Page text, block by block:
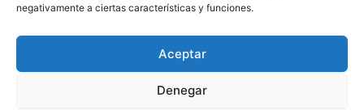
negativamente a ciertas características y funciones.
Aceptar
Denegar
© 2026 Todos los derechos reservados. Culturamanía